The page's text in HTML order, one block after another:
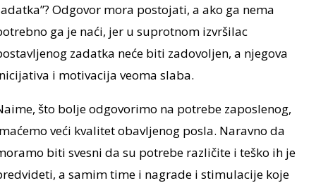
Odgovor mora postojati, a ako ga nema
ga je naći, jer u suprotnom izvršilac
zadatka neće biti zadovoljen, a njegova
i motivacija veoma slaba.
što bolje odgovorimo na potrebe zaposlenog,
veći kvalitet obavljenog posla. Naravno da
biti svesni da su potrebe različite i teško ih je
a samim time i nagrade i stimulacije koje